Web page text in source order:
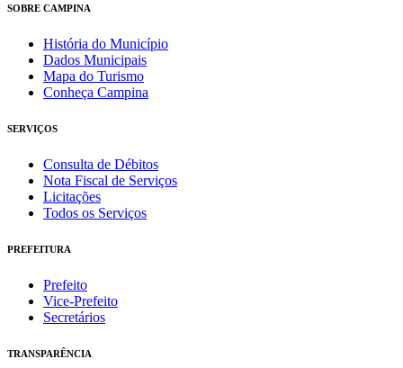
SOBRE CAMPINA
História do Município
Dados Municipais
Mapa do Turismo
Conheça Campina
SERVIÇOS
Consulta de Débitos
Nota Fiscal de Serviços
Licitações
Todos os Serviços
PREFEITURA
Prefeito
Vice-Prefeito
Secretários
TRANSPARÊNCIA